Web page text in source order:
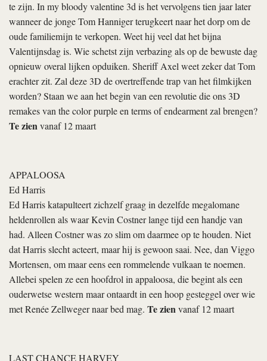
te zijn. Inmy bloody valentine 3dis het vervolgens tien jaar later
wanneer de jonge Tom Hanniger terugkeert naar het dorp om de
oude familiemijn te verkopen. Weet hij veel dat het bijna
Valentijnsdag is. Wie schetst zijn verbazing als op de bewuste dag
opnieuw overal lijken opduiken. Sheriff Axel weet zeker dat Tom
erachter zit. Zal deze 3D de overtreffende trap van het filmkijken
worden? Staan we aan het begin van een revolutie die ons 3D
remakes vanthe color purpleenterms of endearmentzal brengen?
Te zienvanaf 12 maart
APPALOOSA
Ed Harris
Ed Harris katapulteert zichzelf graag in dezelfde megalomane
heldenrollen als waar Kevin Costner lange tijd een handje van
had. Alleen Costner was zo slim om daarmee op te houden. Niet
dat Harris slecht acteert, maar hij is gewoon saai. Nee, dan Viggo
Mortensen, om maar eens een rommelende vulkaan te noemen.
Allebei spelen ze een hoofdrol inappaloosa, die begint als een
ouderwetse western maar ontaardt in een hoop gesteggel over wie
met Renée Zellweger naar bed mag. Te zienvanaf 12 maart
LAST CHANCE HARVEY